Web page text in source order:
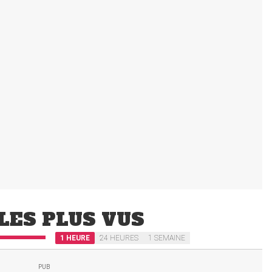
PLUS VUS
1 HEURE 24 HEURES 1 SEMAINE